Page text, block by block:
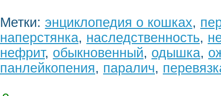
Метки: энциклопедия о кошках,
наперстянка, наследственность,
нефрит, обыкновенный, одышка,
панлейкопения, паралич,